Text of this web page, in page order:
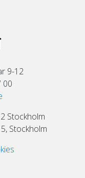
9-12
00
Stockholm
Stockholm